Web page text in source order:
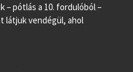
pótlás a 10. fordulóból –
látjuk vendégül, ahol